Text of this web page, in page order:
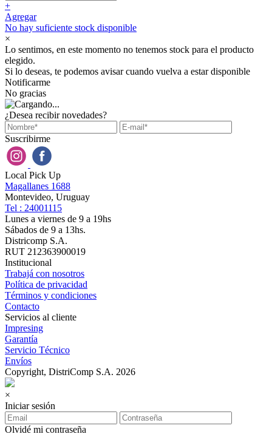
+
Agregar
No hay suficiente stock disponible
×
Lo sentimos, en este momento no tenemos stock para el producto
elegido.
Si lo deseas, te podemos avisar cuando vuelva a estar disponible
Notificarme
No gracias
¿Desea recibir novedades?
Suscribirme
Local Pick Up
Magallanes 1688
Montevideo, Uruguay
Tel : 24001115
Lunes a viernes de 9 a 19hs
Sábados de 9 a 13hs.
Districomp S.A.
RUT 212363900019
Institucional
Trabajá con nosotros
Política de privacidad
Términos y condiciones
Contacto
Servicios al cliente
Impresing
Garantía
Servicio Técnico
Envíos
Copyright, DistriComp S.A. 2026
×
Iniciar sesión
Olvidé mi contraseña